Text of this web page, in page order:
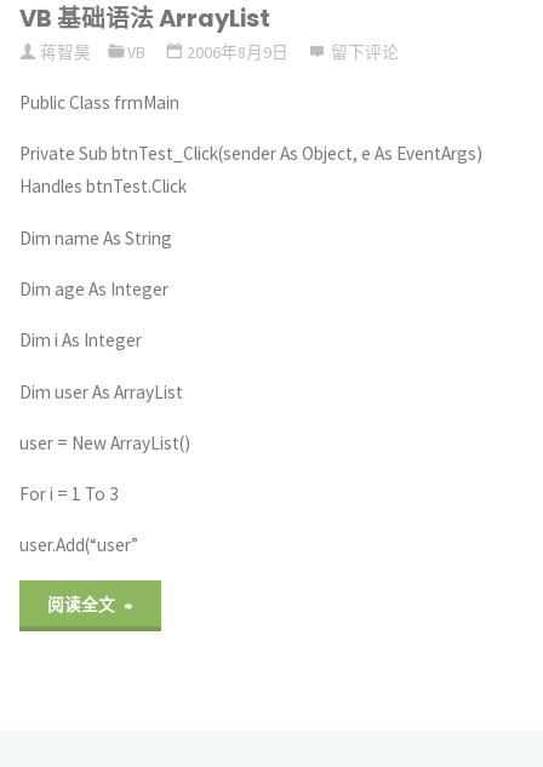
钱
VB 基础语法 ArrayList
蒋智昊 VB 2006年8月9日 留下评论
Public Class frmMain
Private Sub btnTest_Click(sender As Object, e As EventArgs)
Handles btnTest.Click
Dim name As String
Dim age As Integer
Dim i As Integer
Dim user As ArrayList
user = New ArrayList()
For i = 1 To 3
user.Add(“user”
阅读全文